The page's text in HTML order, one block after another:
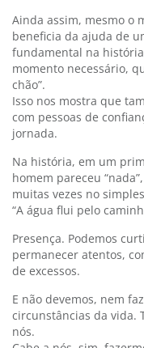
Ainda assim, mesmo o
beneficia da ajuda de
fundamental na
momento necessário,
chão”.
Isso nos mostra que
com pessoas de
jornada.
Na história, em um
homem pareceu
muitas vezes no
“A água flui pelo
Presença. Podemos
permanecer atentos,
de excessos.
E não devemos, nem
circunstâncias da vida.
nós.